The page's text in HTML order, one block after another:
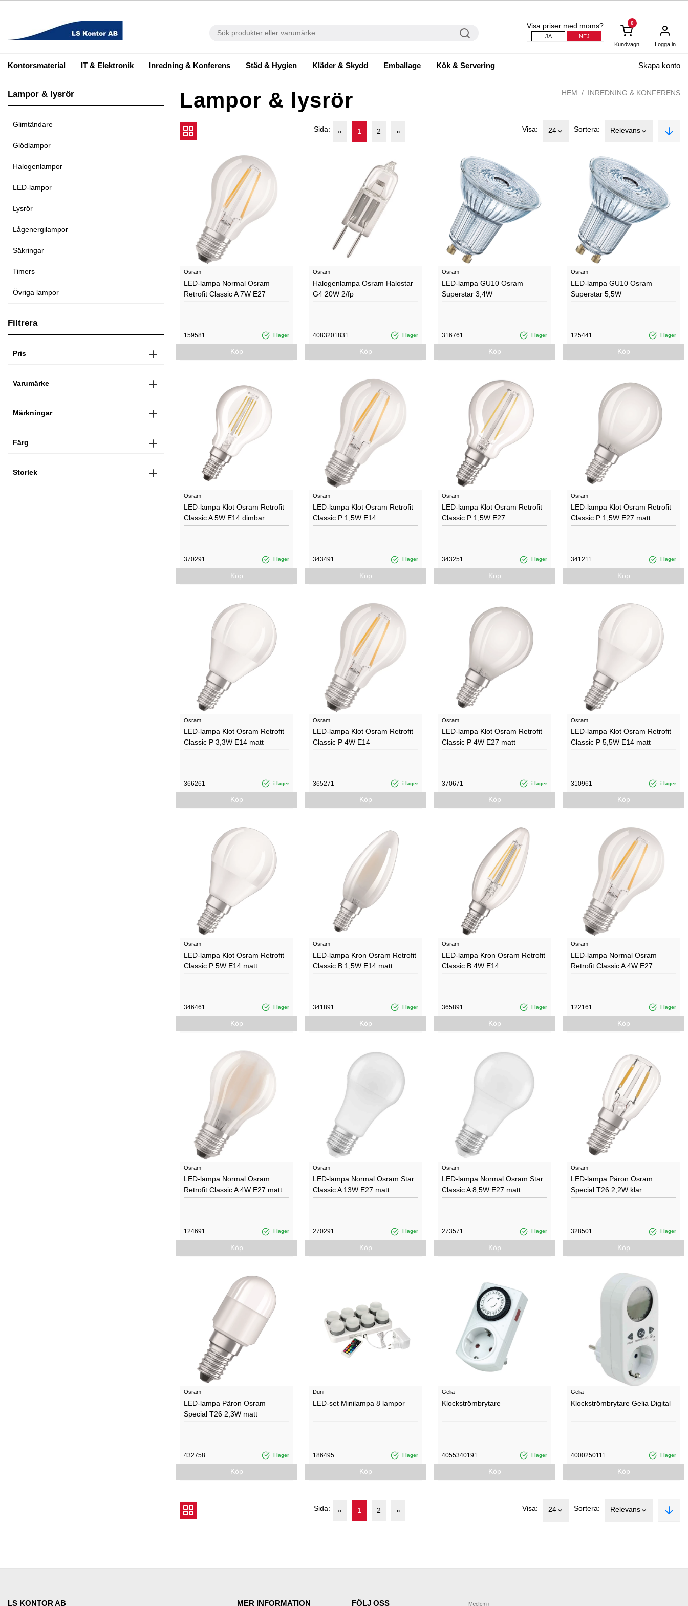
Visa priser med moms?
JA NEJ
0
Kundvagn Logga in
Kontorsmaterial IT & Elektronik Inredning & Konferens Städ & Hygien Kläder & Skydd Emballage Kök & Servering Skapa konto
Lampor & lysrör
Glimtändare
Glödlampor
Halogenlampor
LED-lampor
Lysrör
Lågenergilampor
Säkringar
Timers
Övriga lampor
Filtrera
Pris
Varumärke
Märkningar
Färg
Storlek
HEM INREDNING & KONFERENS
Lampor & lysrör
Sida: « 1 2 » Visa: 24 Sortera: Relevans
Osram
LED-lampa Normal Osram
Retrofit Classic A 7W E27
159581 i lager
Köp
Osram
Halogenlampa Osram Halostar
G4 20W 2/fp
4083201831 i lager
Köp
Osram
LED-lampa GU10 Osram
Superstar 3,4W
316761 i lager
Köp
Osram
LED-lampa GU10 Osram
Superstar 5,5W
125441 i lager
Köp
Osram
LED-lampa Klot Osram Retrofit
Classic A 5W E14 dimbar
370291 i lager
Köp
Osram
LED-lampa Klot Osram Retrofit
Classic P 1,5W E14
343491 i lager
Köp
Osram
LED-lampa Klot Osram Retrofit
Classic P 1,5W E27
343251 i lager
Köp
Osram
LED-lampa Klot Osram Retrofit
Classic P 1,5W E27 matt
341211 i lager
Köp
Osram
LED-lampa Klot Osram Retrofit
Classic P 3,3W E14 matt
366261 i lager
Köp
Osram
LED-lampa Klot Osram Retrofit
Classic P 4W E14
365271 i lager
Köp
Osram
LED-lampa Klot Osram Retrofit
Classic P 4W E27 matt
370671 i lager
Köp
Osram
LED-lampa Klot Osram Retrofit
Classic P 5,5W E14 matt
310961 i lager
Köp
Osram
LED-lampa Klot Osram Retrofit
Classic P 5W E14 matt
346461 i lager
Köp
Osram
LED-lampa Kron Osram Retrofit
Classic B 1,5W E14 matt
341891 i lager
Köp
Osram
LED-lampa Kron Osram Retrofit
Classic B 4W E14
365891 i lager
Köp
Osram
LED-lampa Normal Osram
Retrofit Classic A 4W E27
122161 i lager
Köp
Osram
LED-lampa Normal Osram
Retrofit Classic A 4W E27 matt
124691 i lager
Köp
Osram
LED-lampa Normal Osram Star
Classic A 13W E27 matt
270291 i lager
Köp
Osram
LED-lampa Normal Osram Star
Classic A 8,5W E27 matt
273571 i lager
Köp
Osram
LED-lampa Päron Osram
Special T26 2,2W klar
328501 i lager
Köp
Osram
LED-lampa Päron Osram
Special T26 2,3W matt
432758 i lager
Köp
Duni
LED-set Minilampa 8 lampor
186495 i lager
Köp
Gelia
Klockströmbrytare
4055340191 i lager
Köp
Gelia
Klockströmbrytare Gelia Digital
4000250111 i lager
Köp
Sida: « 1 2 » Visa: 24 Sortera: Relevans
LS KONTOR AB MER INFORMATION FÖLJ OSS